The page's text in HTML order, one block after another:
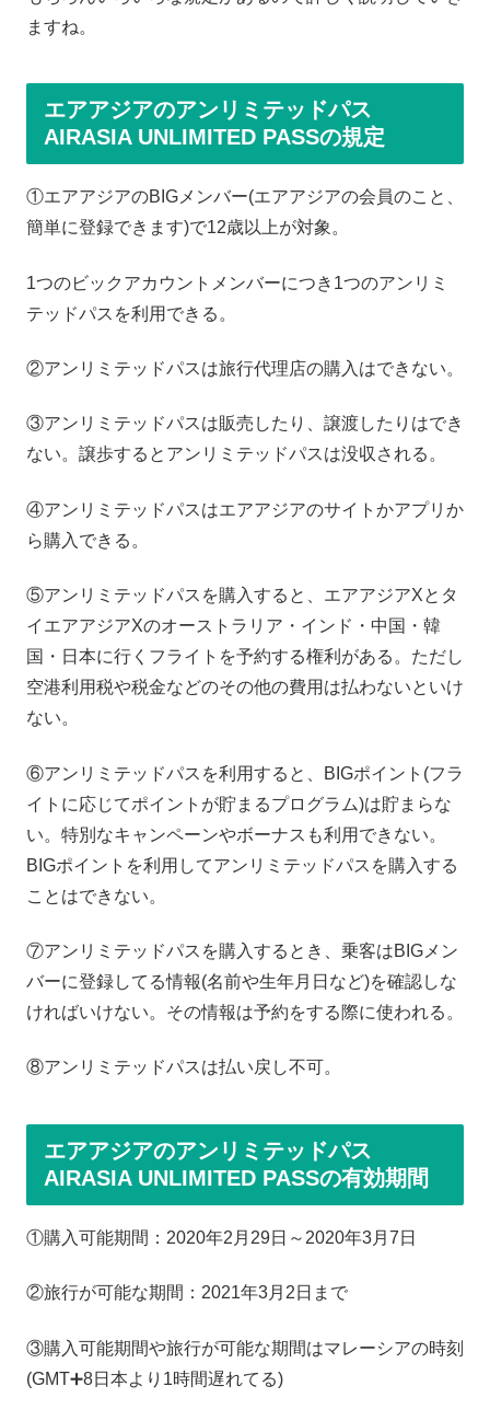
ますね。
エアアジアのアンリミテッドパス
AIRASIA UNLIMITED PASSの規定
①エアアジアのBIGメンバー(エアアジアの会員のこと、
簡単に登録できます)で12歳以上が対象。
1つのビックアカウントメンバーにつき1つのアンリミ
テッドパスを利用できる。
②アンリミテッドパスは旅行代理店の購入はできない。
③アンリミテッドパスは販売したり、譲渡したりはでき
ない。譲歩するとアンリミテッドパスは没収される。
④アンリミテッドパスはエアアジアのサイトかアプリか
ら購入できる。
⑤アンリミテッドパスを購入すると、エアアジアXとタ
イエアアジアXのオーストラリア・インド・中国・韓
国・日本に行くフライトを予約する権利がある。ただし
空港利用税や税金などのその他の費用は払わないといけ
ない。
⑥アンリミテッドパスを利用すると、BIGポイント(フラ
イトに応じてポイントが貯まるプログラム)は貯まらな
い。特別なキャンペーンやボーナスも利用できない。
BIGポイントを利用してアンリミテッドパスを購入する
ことはできない。
⑦アンリミテッドパスを購入するとき、乗客はBIGメン
バーに登録してる情報(名前や生年月日など)を確認しな
ければいけない。その情報は予約をする際に使われる。
⑧アンリミテッドパスは払い戻し不可。
エアアジアのアンリミテッドパス
AIRASIA UNLIMITED PASSの有効期間
①購入可能期間：2020年2月29日～2020年3月7日
②旅行が可能な期間：2021年3月2日まで
③購入可能期間や旅行が可能な期間はマレーシアの時刻
(GMT➕8日本より1時間遅れてる)